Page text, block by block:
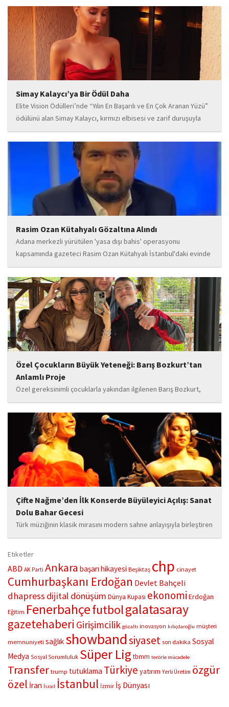
sahne performansı, uluslararası standartlardaki repertuarı ve
deneyimli müzisyen kadrosuyla dikkat çeken...
Simay Kalaycı’ya Bir Ödül Daha
Elite Vision Ödülleri’nde “Yılın En Başarılı ve En Çok Aranan Yüzü”
ödülünü alan Simay Kalaycı, kırmızı elbisesi ve zarif duruşuyla
geceye damga vurdu. Takı markasıyla da dikkat çeken Kalaycı,
Wilma...
Rasim Ozan Kütahyalı Gözaltına Alındı
Adana merkezli yürütülen 'yasa dışı bahis' operasyonu
kapsamında gazeteci Rasim Ozan Kütahyalı İstanbul'daki evinde
gözaltına alındı.
Özel Çocukların Büyük Yeteneği: Barış Bozkurt’tan
Anlamlı Proje
Özel gereksinimli çocuklarla yakından ilgilenen Barış Bozkurt,
hayata geçirdiği örnek çalışma ile hem eğitim camiasının hem de
toplumun dikkatini çekiyor. “Hayatta yaşattığın mutluluk en güzel
hediyedir” anlayışıyla yola çıkan Bozkurt,...
Çifte Nağme’den İlk Konserde Büyüleyici Açılış: Sanat
Dolu Bahar Gecesi
Türk müziğinin klasik mirasını modern sahne anlayışıyla birleştiren
“Çifte Nağme” projesi, ilk konserini İstanbul Ataşehir’de bulunan
buluşturdu. Yoğun katılımla gerçekleşen gece, müzikal çeşitlilik
ve...
Etiketler
ABD AK Parti Ankara başarı hikayesi Beşiktaş chp cinayet
Cumhurbaşkanı Erdoğan Devlet Bahçeli
dhapress dijital dönüşüm Dünya Kupası ekonomi Erdoğan
Eğitim Fenerbahçefutbolgalatasaray
gazetehaberi Girişimcilik gözaltı inovasyon kılıçdaroğlu müşteri
memnuniyeti sağlık showbandsiyaset son dakika Sosyal
Medya Sosyal Sorumluluk Süper Lig tbmm terörle mücadele
Transfer trump tutuklama Türkiye yatırım Yerli Üretim özgür
özel İran İsrail İstanbul İzmir İş Dünyası